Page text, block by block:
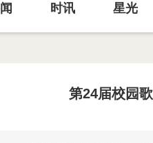
时讯 星光
第24届校园